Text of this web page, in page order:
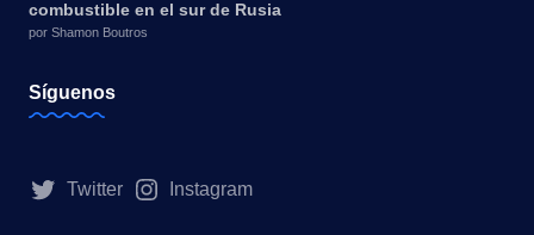
combustible en el sur de Rusia
por Shamon Boutros
Síguenos
Twitter Instagram